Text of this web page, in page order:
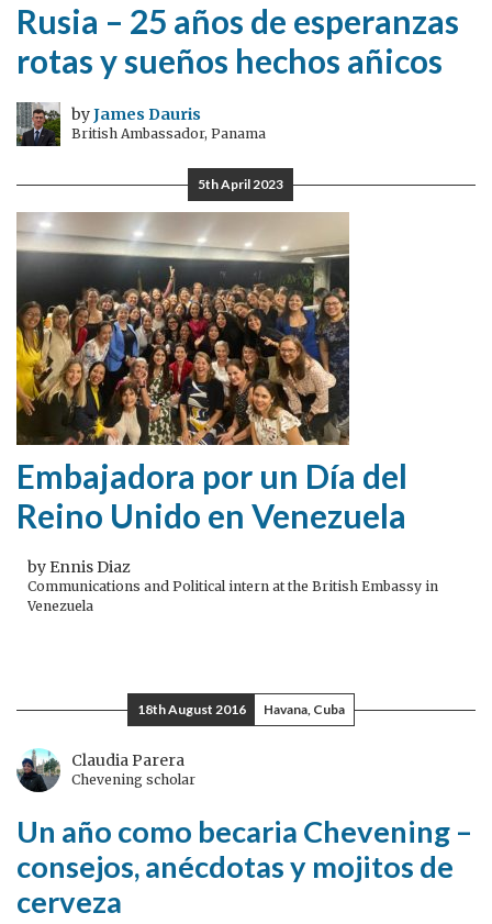
Rusia – 25 años de esperanzas
rotas y sueños hechos añicos
byJames Dauris
British Ambassador, Panama
5th April 2023
Embajadora por un Día del
Reino Unido en Venezuela
by Ennis Diaz
Communications and Political intern at the British Embassy in
Venezuela
18th August 2016 Havana, Cuba
Claudia Parera
Chevening scholar
Un año como becaria Chevening –
consejos, anécdotas y mojitos de
cerveza